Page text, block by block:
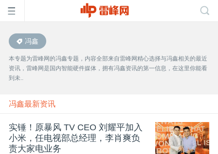
首
页
雷
峰
冯鑫
本专题为雷峰网的冯鑫专题，内容全部来自雷峰网精心选择与冯鑫相关的最近
资讯，雷峰网是国内智能硬件媒体，拥有冯鑫资讯的第一信息，在这里你能看
到未..
冯鑫最新资讯
实锤！原暴风 TV CEO 刘耀平加入
小米，任电视部总经理，李肖爽负
责大家电业务